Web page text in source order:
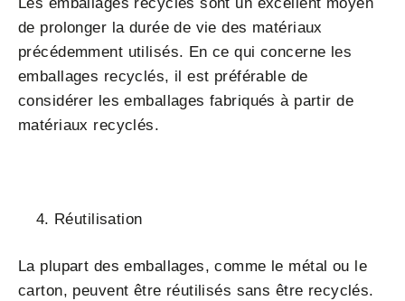
Les emballages recyclés sont un excellent moyen
de prolonger la durée de vie des matériaux
précédemment utilisés. En ce qui concerne les
emballages recyclés, il est préférable de
considérer les emballages fabriqués à partir de
matériaux recyclés.
Réutilisation
La plupart des emballages, comme le métal ou le
carton, peuvent être réutilisés sans être recyclés.